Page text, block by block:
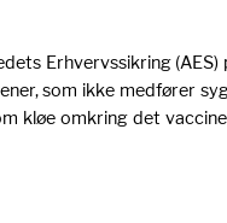
Erhvervssikring
som ikke medfører
kløe omkring det